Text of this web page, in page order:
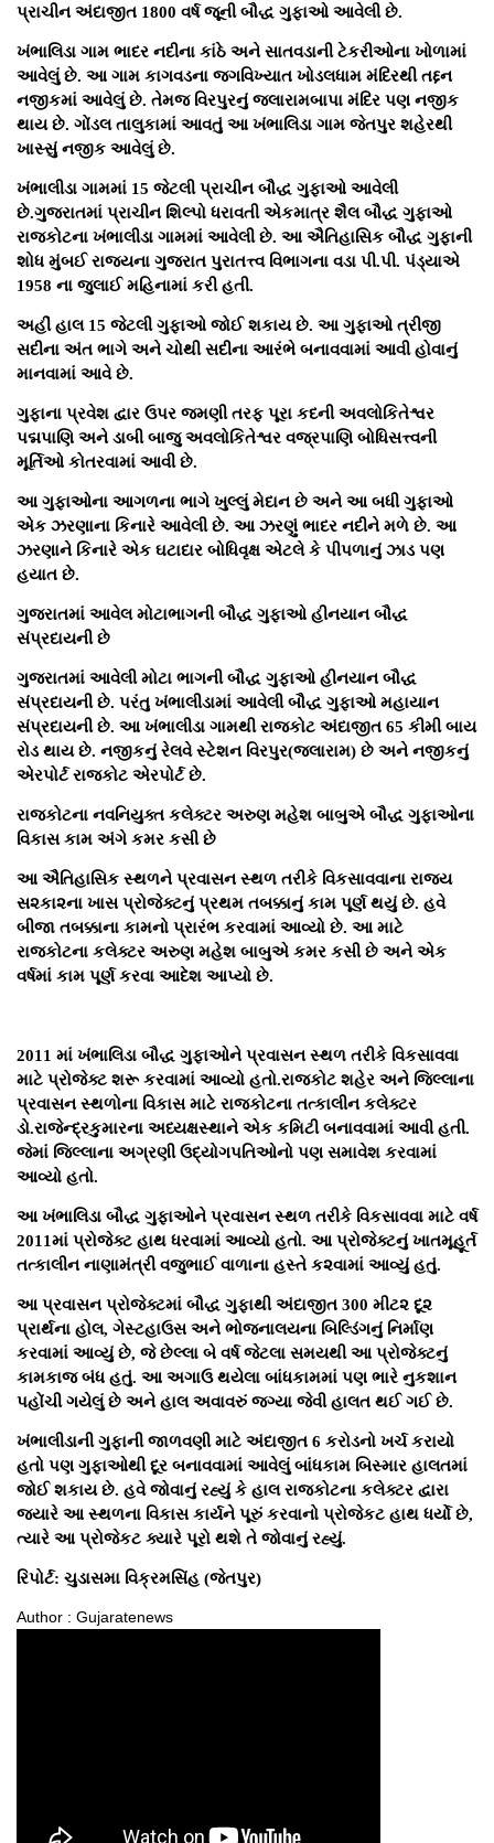
પ્રાચીન અંદાજીત 1800 વર્ષ જૂની બૌદ્ધ ગુફાઓ આવેલી છે.
ખંભાલિડા ગામ ભાદર નદીના કાંઠે અને સાતવડાની ટેકરીઓના ખોળામાં
આવેલું છે. આ ગામ કાગવડના જગવિખ્યાત ખોડલધામ મંદિરથી તદ્દન
નજીકમાં આવેલું છે. તેમજ વિરપુરનું જલારામબાપા મંદિર પણ નજીક
થાય છે. ગોંડલ તાલુકામાં આવતું આ ખંભાલિડા ગામ જેતપુર શહેરથી
ખાસ્સું નજીક આવેલું છે.
ખંભાલીડા ગામમાં 15 જેટલી પ્રાચીન બૌદ્ધ ગુફાઓ આવેલી
છે.ગુજરાતમાં પ્રાચીન શિલ્પો ધરાવતી એકમાત્ર શૈલ બૌદ્ધ ગુફાઓ
રાજકોટના ખંભાલીડા ગામમાં આવેલી છે. આ ઐતિહાસિક બૌદ્ધ ગુફાની
શોધ મુંબઈ રાજ્યના ગુજરાત પુરાતત્ત્વ વિભાગના વડા પી.પી. પંડ્યાએ
1958 ના જુલાઈ મહિનામાં કરી હતી.
અહીં હાલ 15 જેટલી ગુફાઓ જોઈ શકાય છે. આ ગુફાઓ ત્રીજી
સદીના અંત ભાગે અને ચોથી સદીના આરંભે બનાવવામાં આવી હોવાનું
માનવામાં આવે છે.
ગુફાના પ્રવેશ દ્વાર ઉપર જમણી તરફ પૂરા કદની અવલોકિતેશ્વર
પદ્મપાણિ અને ડાબી બાજુ અવલોકિતેશ્વર વજ્રપાણિ બોધિસત્ત્વની
મૂર્તિઓ કોતરવામાં આવી છે.
આ ગુફાઓના આગળના ભાગે ખુલ્લું મેદાન છે અને આ બધી ગુફાઓ
એક ઝરણાના કિનારે આવેલી છે. આ ઝરણું ભાદર નદીને મળે છે. આ
ઝરણાને કિનારે એક ઘટાદાર બોધિવૃક્ષ એટલે કે પીપળાનું ઝાડ પણ
હયાત છે.
ગુજરાતમાં આવેલ મોટાભાગની બૌદ્ધ ગુફાઓ હીનયાન બૌદ્ધ
સંપ્રદાયની છે
ગુજરાતમાં આવેલી મોટા ભાગની બૌદ્ધ ગુફાઓ હીનયાન બૌદ્ધ
સંપ્રદાયની છે. પરંતુ ખંભાલીડામાં આવેલી બૌદ્ધ ગુફાઓ મહાયાન
સંપ્રદાયની છે. આ ખંભાલીડા ગામથી રાજકોટ અંદાજીત 65 કીમી બાય
રોડ થાય છે. નજીકનું રેલવે સ્ટેશન વિરપુર(જલારામ) છે અને નજીકનું
એરપોર્ટ રાજકોટ એરપોર્ટ છે.
રાજકોટના નવનિયુક્ત કલેક્ટર અરુણ મહેશ બાબુએ બૌદ્ધ ગુફાઓના
વિકાસ કામ અંગે કમર કસી છે
આ ઐતિહાસિક સ્થળને પ્રવાસન સ્થળ તરીકે વિકસાવવાના રાજ્ય
સ૨કા૨ના ખાસ પ્રોજેક્ટનું પ્રથમ તબક્કાનું કામ પૂર્ણ થયું છે. હવે
બીજા તબક્કાના કામનો પ્રારંભ કરવામાં આવ્યો છે. આ માટે
રાજકોટના કલેક્ટર અરુણ મહેશ બાબુએ કમર કસી છે અને એક
વર્ષમાં કામ પૂર્ણ કરવા આદેશ આપ્યો છે.
2011 માં ખંભાલિડા બૌદ્ધ ગુફાઓને પ્રવાસન સ્થળ તરીકે વિકસાવવા
માટે પ્રોજેક્ટ શરૂ કરવામાં આવ્યો હતો.રાજકોટ શહેર અને જિલ્લાના
પ્રવાસન સ્થળોના વિકાસ માટે રાજકોટના તત્કાલીન કલેક્ટર
ડો.રાજેન્દ્રકુમારના અધ્યક્ષસ્થાને એક કમિટી બનાવવામાં આવી હતી.
જેમાં જિલ્લાના અગ્રણી ઉદ્યોગપતિઓનો પણ સમાવેશ કરવામાં
આવ્યો હતો.
આ ખંભાલિડા બૌદ્ધ ગુફાઓને પ્રવાસન સ્થળ તરીકે વિકસાવવા માટે વર્ષ
2011માં પ્રોજેક્ટ હાથ ધરવામાં આવ્યો હતો. આ પ્રોજેક્ટનું ખાતમૂહૂર્ત
તત્કાલીન નાણામંત્રી વજુભાઈ વાળાના હસ્તે ક૨વામાં આવ્યું હતું.
આ પ્રવાસન પ્રોજેક્ટમાં બૌદ્ધ ગુફાથી અંદાજીત 300 મીટ૨ દૂ૨
પ્રાર્થના હોલ, ગેસ્ટહાઉસ અને ભોજનાલયના બિલ્ડિંગનું નિર્માણ
કરવામાં આવ્યું છે, જે છેલ્લા બે વર્ષ જેટલા સમયથી આ પ્રોજેક્ટનું
કામકાજ બંધ હતું. આ અગાઉ થયેલા બાંધકામમાં પણ ભારે નુકશાન
પહોંચી ગયેલું છે અને હાલ અવાવરું જગ્યા જેવી હાલત થઈ ગઈ છે.
ખંભાલીડાની ગુફાની જાળવણી માટે અંદાજીત 6 કરોડનો ખર્ચ કરાયો
હતો પણ ગુફાઓથી દૂર બનાવવામાં આવેલું બાંધકામ બિસ્માર હાલતમાં
જોઈ શકાય છે. હવે જોવાનું રહ્યું કે હાલ રાજકોટના કલેક્ટર દ્વારા
જ્યારે આ સ્થળના વિકાસ કાર્યને પૂરું કરવાનો પ્રોજેકટ હાથ ધર્યો છે,
ત્યારે આ પ્રોજેકટ ક્યારે પૂરો થશે તે જોવાનું રહ્યું.
રિપોર્ટ: ચુડાસમા વિક્રમસિંહ (જેતપુર)
Author : Gujaratenews